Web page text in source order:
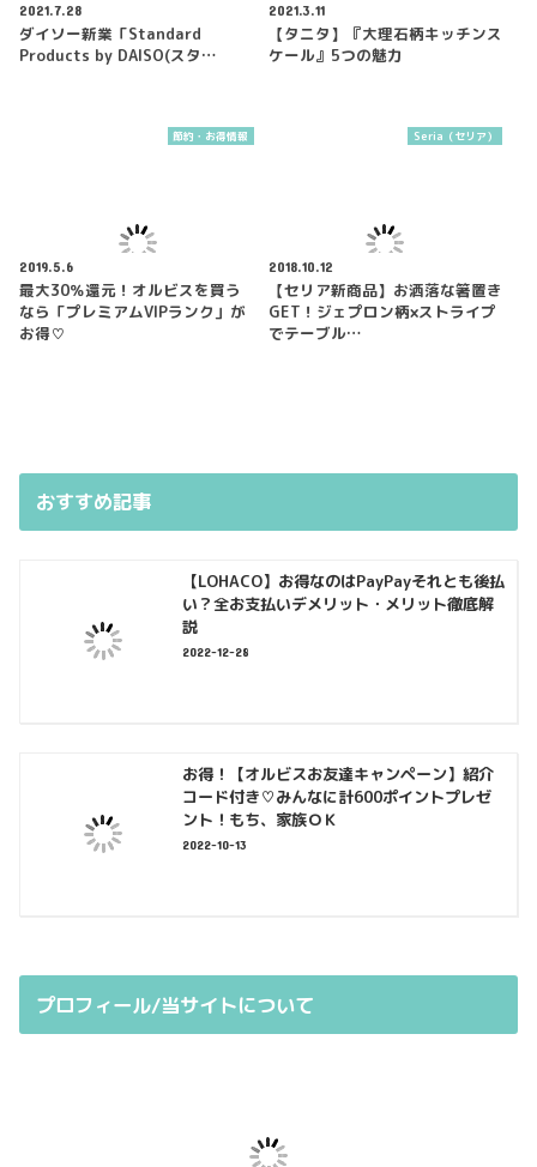
2021.7.28
ダイソー新業「Standard
Products by DAISO(スタ…
2021.3.11
【タニタ】『大理石柄キッチンス
ケール』5つの魅力
節約・お得情報
2019.5.6
最大30％還元！オルビスを買う
なら「プレミアムVIPランク」が
お得♡
Seria（セリア）
2018.10.12
【セリア新商品】お洒落な箸置き
GET！ジェプロン柄×ストライプ
でテーブル…
おすすめ記事
【LOHACO】お得なのはPayPayそれとも後払
い？全お支払いデメリット・メリット徹底解
説
2022-12-28
お得！【オルビスお友達キャンペーン】紹介
コード付き♡みんなに計600ポイントプレゼ
ント！もち、家族ＯＫ
2022-10-13
プロフィール/当サイトについて